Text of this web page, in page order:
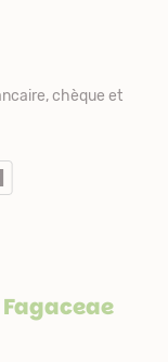
chèque et
Fagaceae